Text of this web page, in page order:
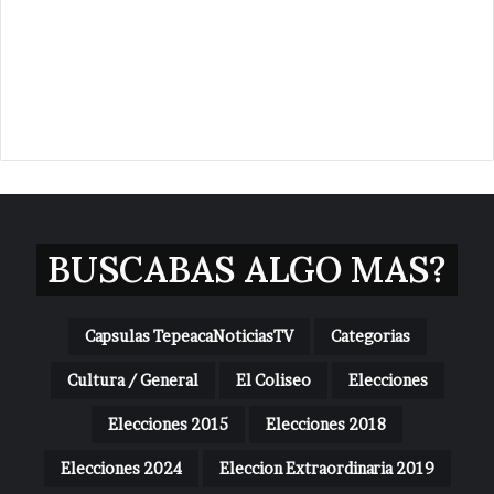
BUSCABAS ALGO MAS?
Capsulas TepeacaNoticiasTV Categorias
Cultura / General El Coliseo Elecciones
Elecciones 2015 Elecciones 2018
Elecciones 2024 Eleccion Extraordinaria 2019